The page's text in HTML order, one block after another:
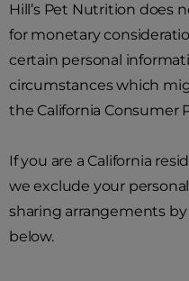
Hill’s Pet Nutrition does
for monetary
certain personal
circumstances which
the California Consumer
If you are a California
we exclude your
sharing arrangements
below.